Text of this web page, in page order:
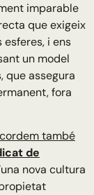
imparable
que exigeix
i ens
un model
que assegura
fora
també
de
nova cultura